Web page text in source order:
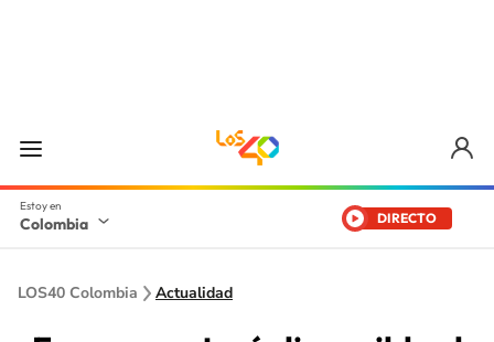
Colombia DIRECTO
LOS40 Colombia Actualidad